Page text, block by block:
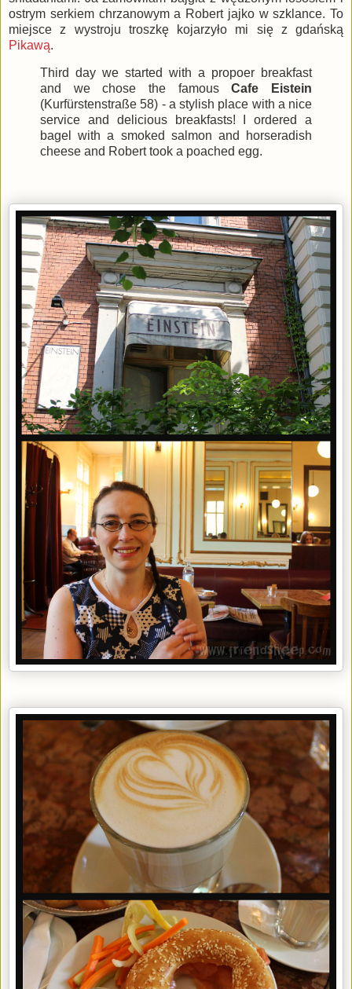
ostrym serkiem chrzanowym a Robert jajko w szklance. To
miejsce z wystroju troszkę kojarzyło mi się z gdańską
Pikawą.
Third day we started with a propoer breakfast
and we chose the famousCafe Eistein
(Kurfürstenstraße 58) - a stylish place with a nice
service and delicious breakfasts! I ordered a
bagel with a smoked salmon and horseradish
cheese and Robert took a poached egg.